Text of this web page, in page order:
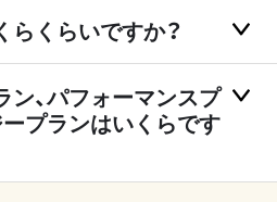
らくらいですか？
、パフォーマンスプ
ープランはいくらです